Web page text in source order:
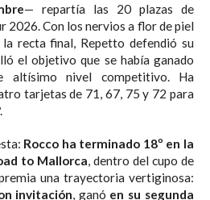
— repartía las 20 plazas de
nervios a flor de piel
final, Repetto defendió su
el objetivo que se había ganado
altísimo nivel competitivo. Ha
Rocco ha terminado 18º en la
to Mallorca, dentro del cupo de
una trayectoria vertiginosa:
invitación, ganó en su segunda